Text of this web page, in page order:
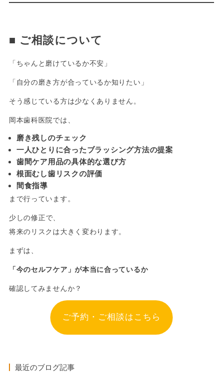
■ ご相談について
「ちゃんと磨けているか不安」
「自分の磨き方が合っているか知りたい」
そう感じている方は少なくありません。
岡本歯科医院では、
磨き残しのチェック
一人ひとりに合ったブラッシング方法の提案
歯間ケア用品の具体的な選び方
根面むし歯リスクの評価
間食指導
まで行っています。
少しの修正で、
将来のリスクは大きく変わります。
まずは、
「今のセルフケア」が本当に合っているか
確認してみませんか？
ご予約・ご相談はこちら
最近のブログ記事